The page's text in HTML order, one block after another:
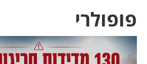
פופולרי